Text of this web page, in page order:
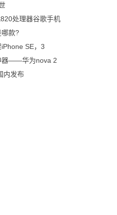
处理器谷歌手机
哪款?
SE，3
器——华为nova 2
内发布